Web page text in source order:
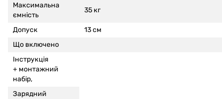
Максимальна
ємність
35 кг
Допуск
13 см
Що включено
Інструкція
+ монтажний
набір,
Зарядний